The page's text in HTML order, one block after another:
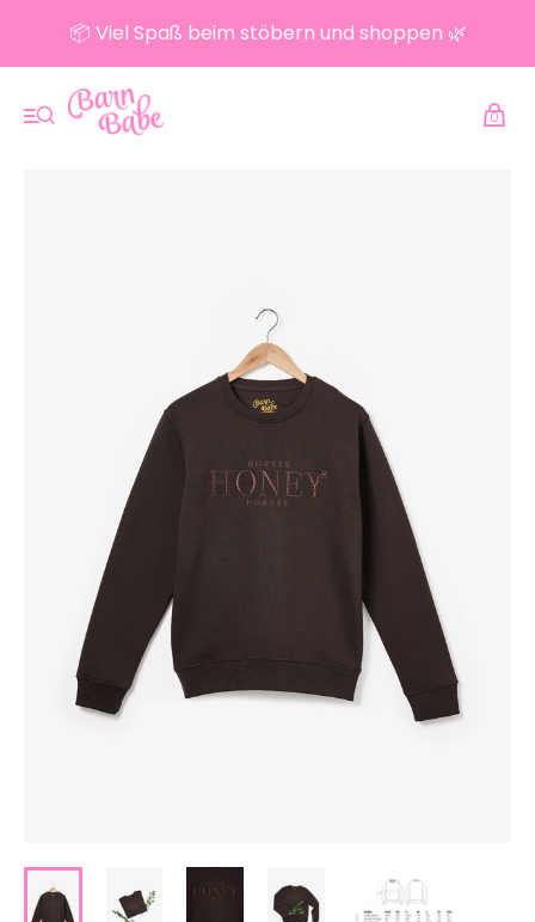
📦 Viel Spaß beim stöbern und shoppen 🌿
0